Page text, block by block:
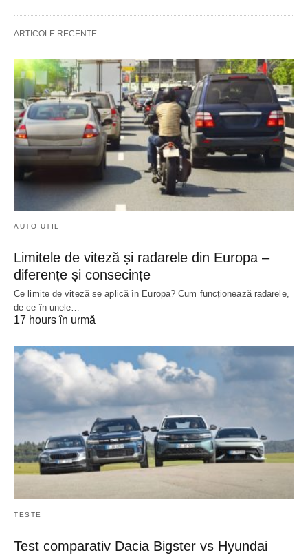
ARTICOLE RECENTE
AUTO UTIL
Limitele de viteză și radarele din Europa –
diferențe și consecințe
Ce limite de viteză se aplică în Europa? Cum funcționează radarele,
de ce în unele…
17 hours în urmă
TESTE
Test comparativ Dacia Bigster vs Hyundai